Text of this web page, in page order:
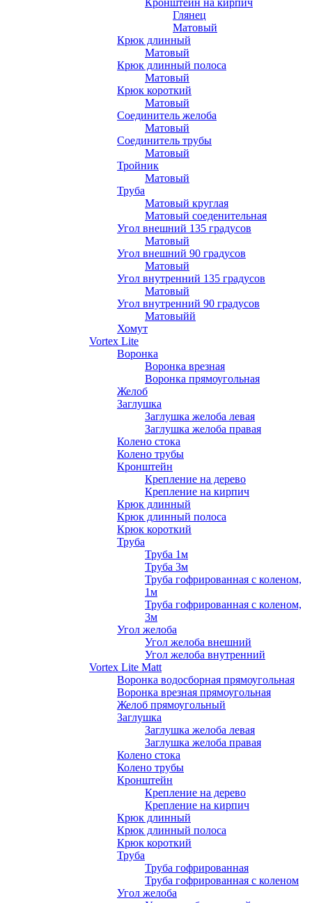
Кронштейн на кирпич
Глянец
Матовый
Крюк длинный
Матовый
Крюк длинный полоса
Матовый
Крюк короткий
Матовый
Соединитель желоба
Матовый
Соединитель трубы
Матовый
Тройник
Матовый
Труба
Матовый круглая
Матовый соеденительная
Угол внешний 135 градусов
Матовый
Угол внешний 90 градусов
Матовый
Угол внутренний 135 градусов
Матовый
Угол внутренний 90 градусов
Матовыйй
Хомут
Vortex Lite
Воронка
Воронка врезная
Воронка прямоугольная
Желоб
Заглушка
Заглушка желоба левая
Заглушка желоба правая
Колено стока
Колено трубы
Кронштейн
Крепление на дерево
Крепление на кирпич
Крюк длинный
Крюк длинный полоса
Крюк короткий
Труба
Труба 1м
Труба 3м
Труба гофрированная с коленом,
1м
Труба гофрированная с коленом,
3м
Угол желоба
Угол желоба внешний
Угол желоба внутренний
Vortex Lite Matt
Воронка водосборная прямоугольная
Воронка врезная прямоугольная
Желоб прямоугольный
Заглушка
Заглушка желоба левая
Заглушка желоба правая
Колено стока
Колено трубы
Кронштейн
Крепление на дерево
Крепление на кирпич
Крюк длинный
Крюк длинный полоса
Крюк короткий
Труба
Труба гофрированная
Труба гофрированная с коленом
Угол желоба